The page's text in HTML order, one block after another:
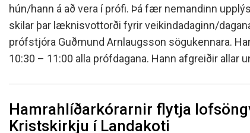
Skólanámskrá
Stefnur og áætlanir
Jafnlaunakerfi
Umhverfismál
samstarf
Ársskýrslur og samningar
The
hún/hann á að vera í prófi. Þá fær nemandinn
skilar þar læknisvottorði fyrir veikindadaginn/
prófstjóra Guðmund Arnlaugsson sögukennara.
10:30 – 11:00 alla prófdagana. Hann afgreiðir allar
Hamrahlíðarkórarnir flytja
Kristskirkju í Landakoti